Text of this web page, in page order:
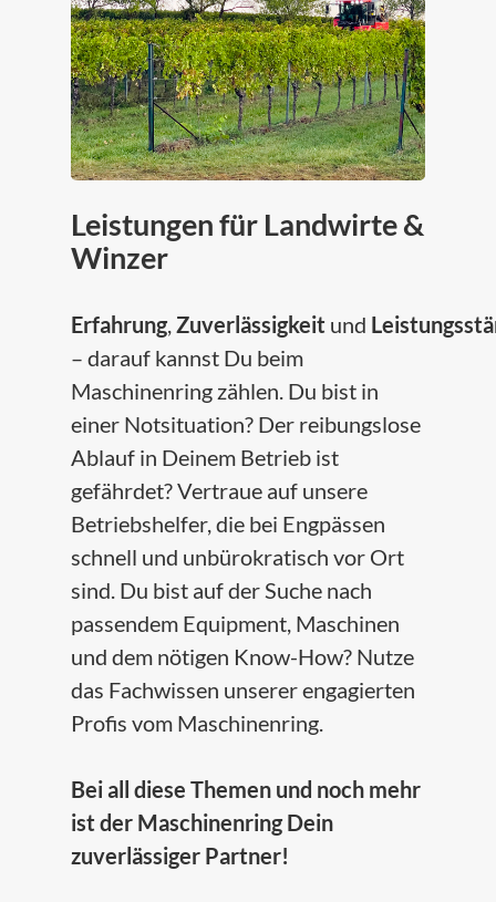
Leistungen für Landwirte &
Winzer
Erfahrung, Zuverlässigkeit und
– darauf kannst Du beim
Maschinenring zählen. Du bist in
einer Notsituation? Der reibungslose
Ablauf in Deinem Betrieb ist
gefährdet? Vertraue auf unsere
Betriebshelfer, die bei Engpässen
schnell und unbürokratisch vor Ort
sind. Du bist auf der Suche nach
passendem Equipment, Maschinen
und dem nötigen Know-How? Nutze
das Fachwissen unserer engagierten
Profis vom Maschinenring.
Bei all diese Themen und noch mehr
ist der Maschinenring Dein
zuverlässiger Partner!